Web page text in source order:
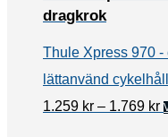
dragkrok
Thule Xpress 970
lättanvänd
1.259 kr – 1.769 kr